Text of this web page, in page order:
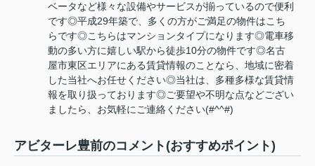
ベータなど様々な設備やサービスが揃っているので便利
です◎平成29年築で、多くの方がご満足の物件はこち
らです◎こちらはマンションタイプになります◎電車移
動の多い方に嬉しい駅から徒歩10分の物件です◎名古
屋市東区エリアにある賃貸情報のことなら、地域に密着
した当社へお任せください◎当社は、多種多様な賃貸情
報を取り扱っております◎ご要望や不明な点などござい
ましたら、お気軽にご連絡ください(#^^#)
アビターレ豊前のコメント(おすすめポイント)